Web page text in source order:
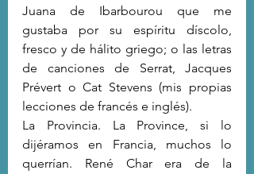
Juana de Ibarbourou que me
gustaba por su espíritu díscolo,
fresco y de hálito griego; o las letras
de canciones de Serrat, Jacques
Prévert o Cat Stevens (mis propias
lecciones de francés e inglés).
La Provincia. La Province, si lo
dijéramos en Francia, muchos lo
querrían. René Char era de la